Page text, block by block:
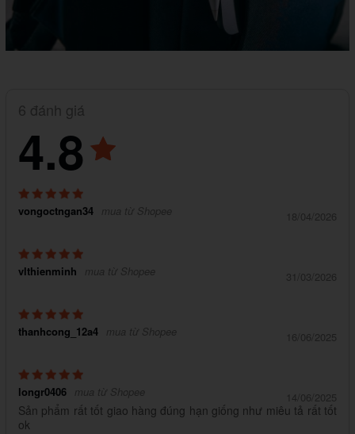
6 đánh giá
4.8
vongoctngan34 mua từ Shopee 18/04/2026
vlthienminh mua từ Shopee 31/03/2026
thanhcong_12a4 mua từ Shopee 16/06/2025
longr0406 mua từ Shopee 14/06/2025
Sản phẩm rất tốt giao hàng đúng hạn giống như miêu tả rất tốt
ok